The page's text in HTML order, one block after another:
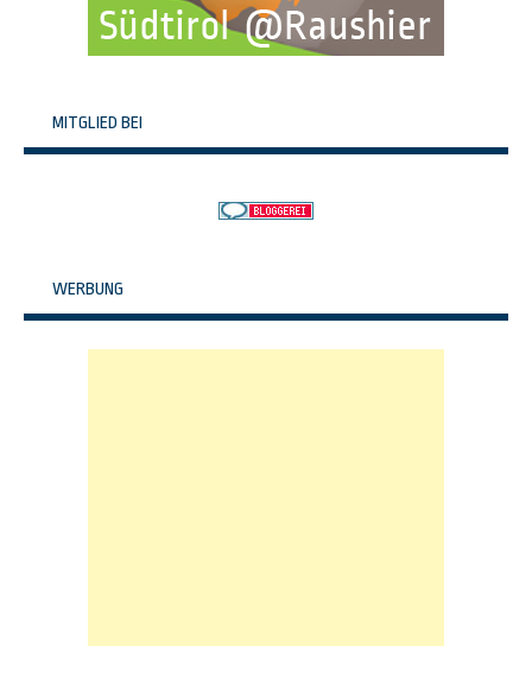
MITGLIED BEI
WERBUNG